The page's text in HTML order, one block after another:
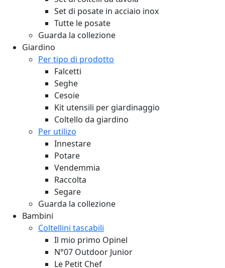
Set di posate in acciaio inox
Tutte le posate
Guarda la collezione
Giardino
Per tipo di prodotto
Falcetti
Seghe
Cesoie
Kit utensili per giardinaggio
Coltello da giardino
Per utilizo
Innestare
Potare
Vendemmia
Raccolta
Segare
Guarda la collezione
Bambini
Coltellini tascabili
Il mio primo Opinel
N°07 Outdoor Junior
Le Petit Chef